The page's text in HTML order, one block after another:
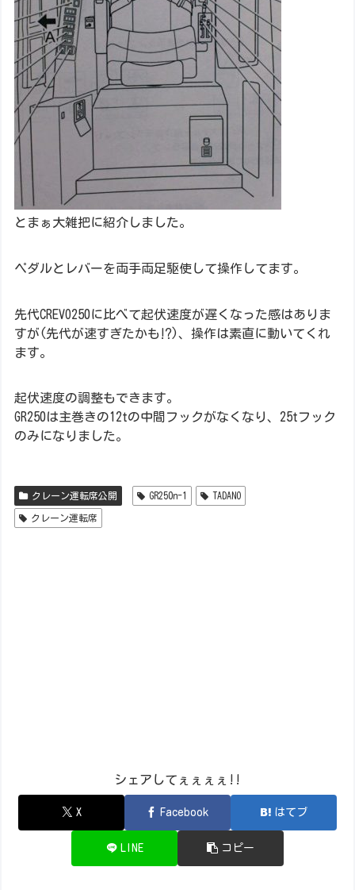
とまぁ大雑把に紹介しました。
ペダルとレバーを両手両足駆使して操作してます。
先代CREVO250に比べて起伏速度が遅くなった感はありま
すが(先代が速すぎたかも⁉)、操作は素直に動いてくれ
ます。
起伏速度の調整もできます。
GR250は主巻きの12tの中間フックがなくなり、25tフック
のみになりました。
クレーン運転席公開 GR250n-1 TADANO
クレーン運転席
シェアしてぇぇぇぇ!!
X Facebook はてブ
LINE コピー